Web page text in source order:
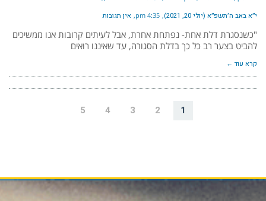
י״א באב ה׳תשפ״א (יולי 20, 2021) 4:35 pm אין תגובות
"כשנסגרת דלת אחת- נפתחת אחרת, אבל לעיתים קרובות אנו ממשיכים
להביט בצער רב כל כך בדלת הסגורה, עד שאיננו רואים
קרא עוד ←
1
2
3
4
5